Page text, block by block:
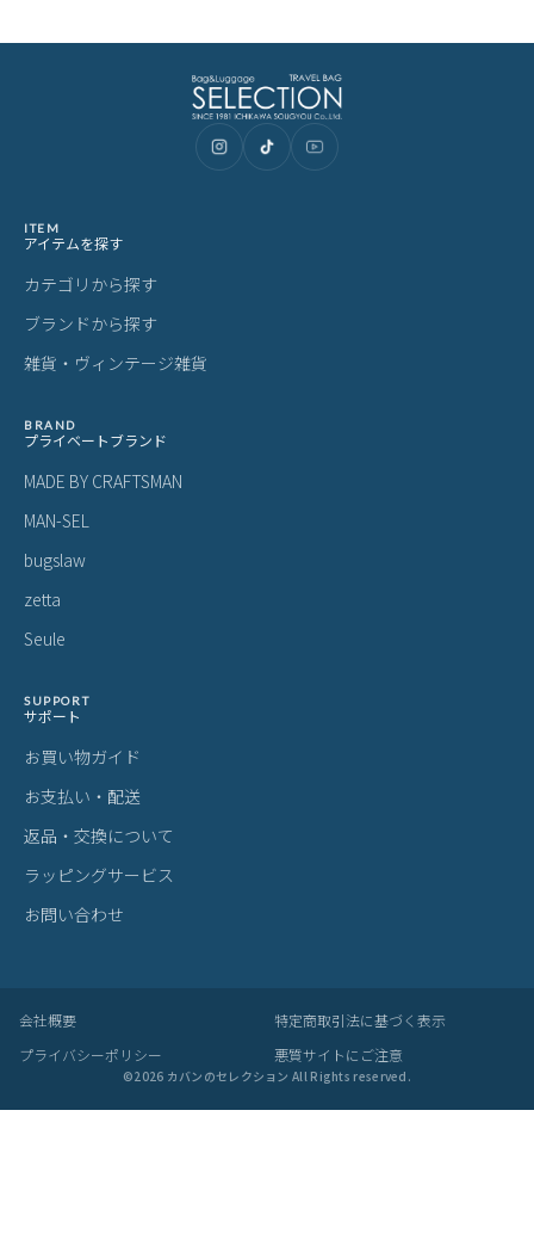
ITEM
アイテムを探す
カテゴリから探す
ブランドから探す
雑貨・ヴィンテージ雑貨
BRAND
プライベートブランド
MADE BY CRAFTSMAN
MAN-SEL
bugslaw
zetta
Seule
SUPPORT
サポート
お買い物ガイド
お支払い・配送
返品・交換について
ラッピングサービス
お問い合わせ
会社概要
特定商取引法に基づく表示
プライバシーポリシー
悪質サイトにご注意
©2026 カバンのセレクション All Rights reserved.